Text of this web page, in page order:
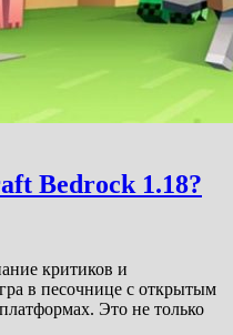
Bedrock 1.18?
критиков и
в песочнице с открытым
Это не только